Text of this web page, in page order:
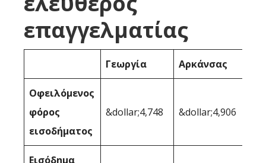
επαγγελματίας
Γεωργία Αρκάνσας
Οφειλόμενος
φόρος
εισοδήματος
&dollar;4,748 &dollar;4,906
Εισόδημα